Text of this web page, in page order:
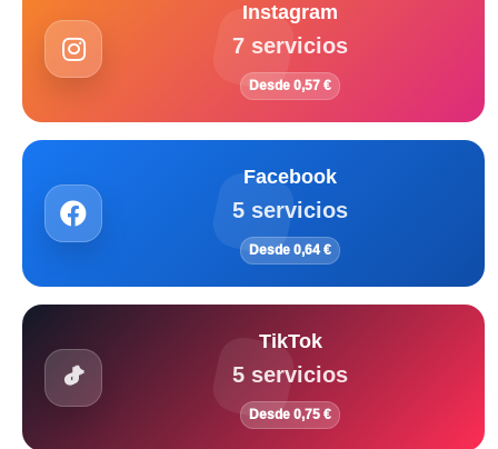
Instagram
7 servicios
Desde 0,57 €
Facebook
5 servicios
Desde 0,64 €
TikTok
5 servicios
Desde 0,75 €